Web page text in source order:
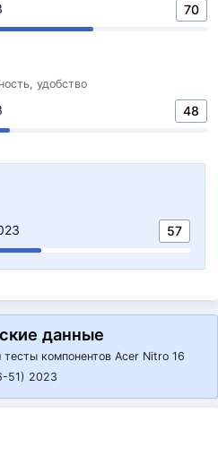
70
удобство
48
57
данные
компонентов Acer Nitro 16
51) 2023